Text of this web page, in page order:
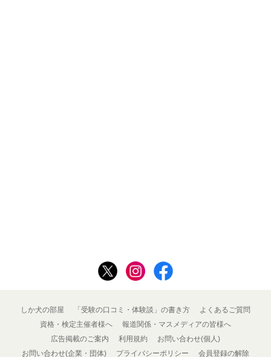
しか犬の部屋 「受験の口コミ・体験談」の書き方
よくあるご質問
資格・検定主催者様へ
報道関係・マスメディアの皆様へ
広告掲載のご案内
利用規約
お問い合わせ(個人)
お問い合わせ(企業・団体)
プライバシーポリシー 会員登録の解除